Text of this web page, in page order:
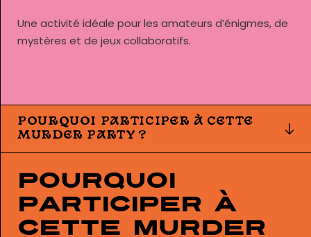
Une activité idéale pour les amateurs d’énigmes, de
mystères et de jeux collaboratifs.
POURQUOI PARTICIPER À CETTE
MURDER PARTY ?
Pourquoi
participer à
cette Murder